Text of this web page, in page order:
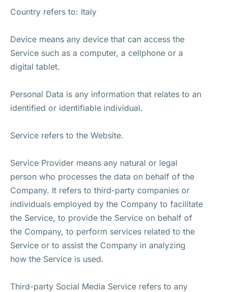
Country refers to: Italy
Device means any device that can access the
Service such as a computer, a cellphone or a
digital tablet.
Personal Data is any information that relates to an
identified or identifiable individual.
Service refers to the Website.
Service Provider means any natural or legal
person who processes the data on behalf of the
Company. It refers to third-party companies or
individuals employed by the Company to facilitate
the Service, to provide the Service on behalf of
the Company, to perform services related to the
Service or to assist the Company in analyzing
how the Service is used.
Third-party Social Media Service refers to any